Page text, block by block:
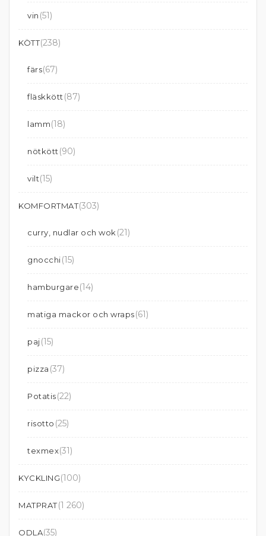
vin (51)
KÖTT(238)
färs(67)
fläskkött (87)
lamm(18)
nötkött (90)
vilt(15)
KOMFORTMAT(303)
curry, nudlar och wok (21)
gnocchi(15)
hamburgare(14)
matiga mackor och wraps(61)
paj(15)
pizza (37)
Potatis(22)
risotto (25)
texmex(31)
KYCKLING(100)
MATPRAT(1 260)
ODLA(35)